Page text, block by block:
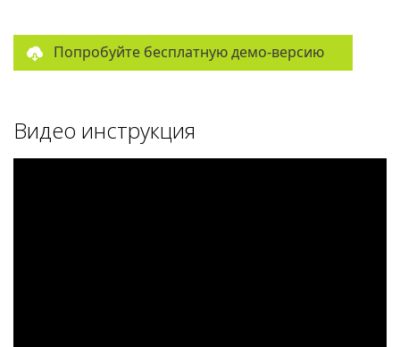
Попробуйте бесплатную демо-версию
Видео инструкция